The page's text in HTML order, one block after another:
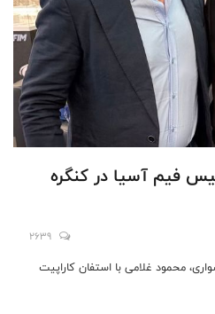
فیم آسیا در کنگره
2639
محمود غلامی با استفان کاراپیت